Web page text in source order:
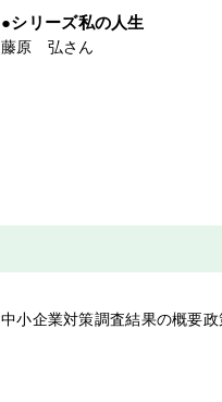
●シリーズ私の人生
藤原 弘さん
中小企業対策調査結果の概要